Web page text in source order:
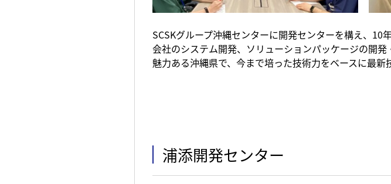
SCSKグループ沖縄センターに開発センターを構え、
会社のシステム開発、ソリューションパッケージの開発
魅力ある沖縄県で、今まで培った技術力をベースに最
浦添開発センター